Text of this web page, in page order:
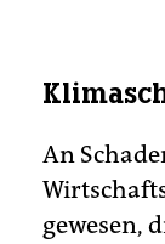
An
gewesen,